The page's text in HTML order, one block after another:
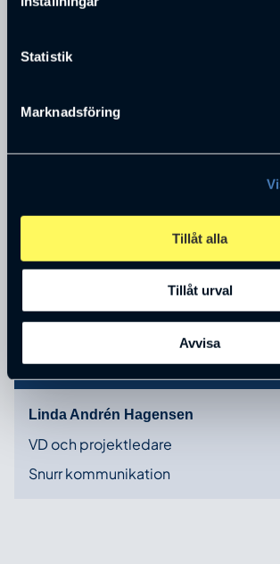
Statistik
Marknadsföring
Tillåt alla
Tillåt urval
Avvisa
0730299405
linda@snurrkommunikation.se
Linda Andrén Hagensen
VD och projektledare
Snurr kommunikation